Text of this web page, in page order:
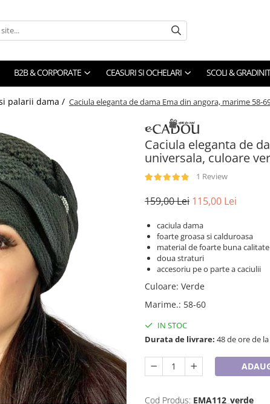
B2B & CORPORATE CEASURI SI OCHELARI SCOLI &
palarii dama / Caciula eleganta de dama Ema din angora, marime 58-
Caciula eleganta de
universala, culoare
1 Review
159,00 Lei 115,00 Lei
caciula dama
foarte groasa si calduroasa
material de foarte buna calitate
doua straturi
accesoriu pe o parte a caciulii
Culoare: Verde
Marime.: 58-60
IN STOC
Durata de livrare: 48 de ore de
Cod Produs: EMA112_verde